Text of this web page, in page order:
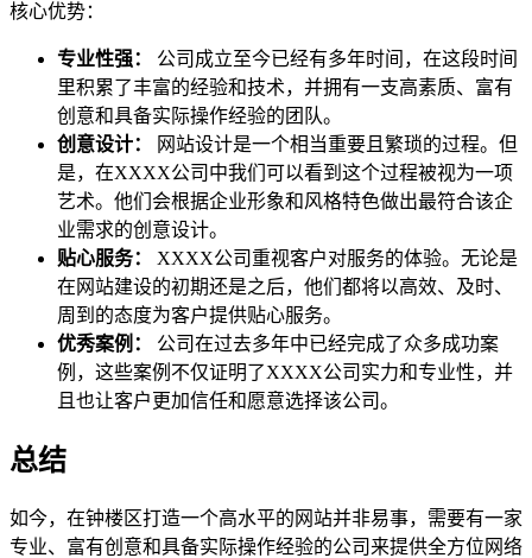
核心优势：
专业性强：
公司成立至今已经有多年时间，在这段时间
里积累了丰富的经验和技术，并拥有一支高素质、富有
创意和具备实际操作经验的团队。
创意设计：
网站设计是一个相当重要且繁琐的过程。但
是，在XXXX公司中我们可以看到这个过程被视为一项
艺术。他们会根据企业形象和风格特色做出最符合该企
业需求的创意设计。
贴心服务：
XXXX公司重视客户对服务的体验。无论是
在网站建设的初期还是之后，他们都将以高效、及时、
周到的态度为客户提供贴心服务。
优秀案例：
公司在过去多年中已经完成了众多成功案
例，这些案例不仅证明了XXXX公司实力和专业性，并
且也让客户更加信任和愿意选择该公司。
总结
如今，在钟楼区打造一个高水平的网站并非易事，需要有一家
专业、富有创意和具备实际操作经验的公司来提供全方位网络